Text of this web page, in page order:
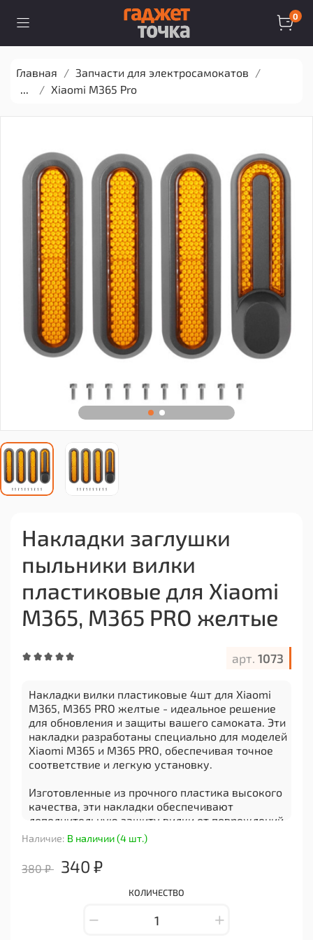
0
Главная
Запчасти для электросамокатов
...
Xiaomi M365 Pro
арт. 1073
Наличие: В наличии (4 шт.)
Накладки заглушки
пыльники вилки
пластиковые для Xiaomi
M365, M365 PRO желтые
380 ₽ 340 ₽
КОЛИЧЕСТВО
Накладки вилки пластиковые 4шт для Xiaomi
M365, M365 PRO желтые - идеальное решение
для обновления и защиты вашего самоката. Эти
накладки разработаны специально для моделей
Xiaomi M365 и M365 PRO, обеспечивая точное
соответствие и легкую установку.
Изготовленные из прочного пластика высокого
качества, эти накладки обеспечивают
дополнительную защиту вилки от повреждений
и царапин. Они помогут продлить срок службы
вашего самоката, предотвращая износ и
коррозию.
Яркая желтая расцветка накладок придаст
станут не только функциональным